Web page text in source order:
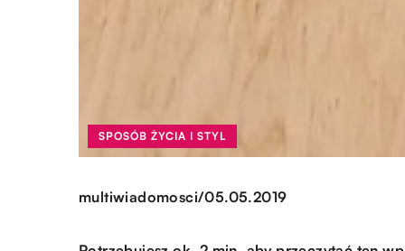
SPOSÓB ŻYCIA I STYL
multiwiadomosci/05.05.2019